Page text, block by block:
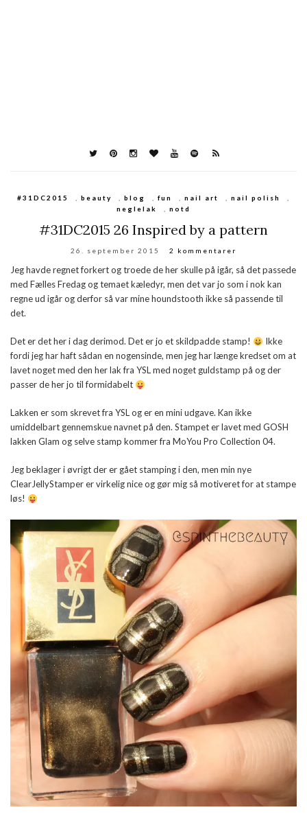
#31DC2015 , beauty , blog , fun , nail art , nail polish
,
neglelak
, notd
#31DC2015 26 Inspired by a pattern
26. september 2015 2 kommentarer
Jeg havde regnet forkert og troede de her skulle på igår, så det passede
med Fælles Fredag og temaet kæledyr, men det var jo som i nok kan
regne ud igår og derfor så var mine houndstooth ikke så passende til
det.
Det er det her i dag derimod. Det er jo et skildpadde stamp!
Ikke
fordi jeg har haft sådan en nogensinde, men jeg har længe kredset om at
lavet noget med den her lak fra YSL med noget guldstamp på og der
passer de her jo til formidabelt
Lakken er som skrevet fra YSL og er en mini udgave. Kan ikke
umiddelbart gennemskue navnet på den. Stampet er lavet med GOSH
lakken Glam og selve stamp kommer fra MoYou Pro Collection 04.
Jeg beklager i øvrigt der er gået stamping i den, men min nye
ClearJellyStamper er virkelig nice og gør mig så motiveret for at stampe
løs!